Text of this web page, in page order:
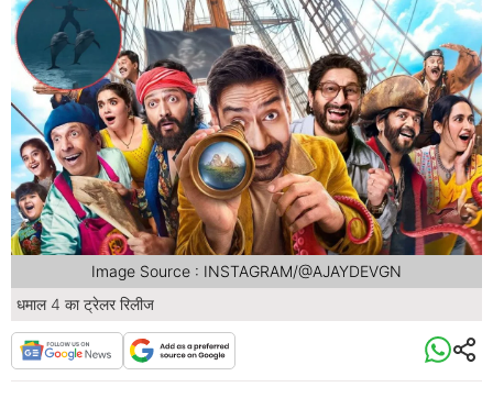
धमाल 4 का ट्रेलर रिलीज
Image Source : INSTAGRAM/@AJAYDEVGN